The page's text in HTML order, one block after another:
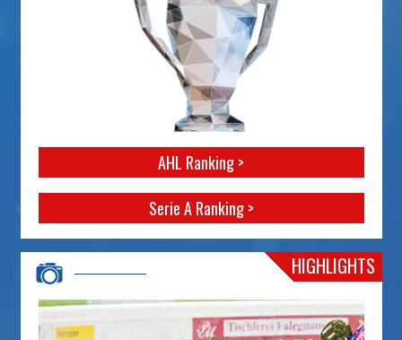
AHL Ranking >
Serie A Ranking >
HIGHLIGHTS